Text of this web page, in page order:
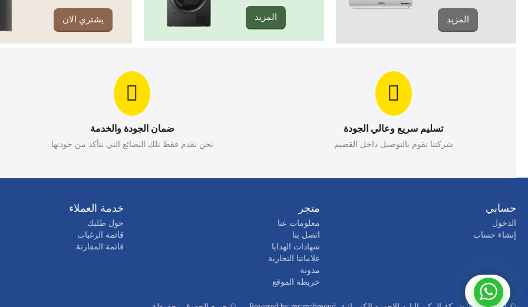
المزيد المزيد يشتري الان
تسليم سريع وعالي الجودة
شركتنا تقوم بالتوصيل داخل القصيم
ضمان الجودة والخدمة
نحن نقدم فقط تلك البضائع التي نتأكد من جودتها
حسابي
الدخول
إنشاء حساب
متجر
معلومات عنا
اتصل بنا
شهادات الهدايا
علاماتنا التجارية
مدونة
خريطة الموقع
خدمة العملاء
حول طلبك
قائمة الرغبات
قائمة المقارنة